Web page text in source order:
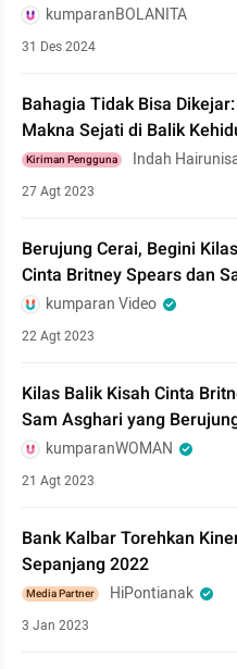
kumparanBOLANITA
31 Des 2024
Bahagia Tidak Bisa
Makna Sejati di Balik
Kiriman Pengguna Indah
27 Agt 2023
Berujung Cerai, Begini
Cinta Britney Spears dan
kumparan Video
22 Agt 2023
Kilas Balik Kisah Cinta
Sam Asghari yang
kumparanWOMAN
21 Agt 2023
Bank Kalbar Torehkan
Sepanjang 2022
Media Partner HiPontianak
3 Jan 2023